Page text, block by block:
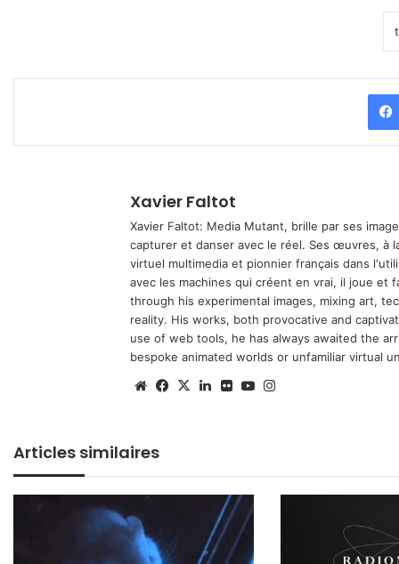
Xavier Faltot
Xavier Faltot: Media Mutant, brille par ses
capturer et danser avec le réel. Ses œuvres, à
virtuel multimedia et pionnier français dans
avec les machines qui créent en vrai, il joue et
through his experimental images, mixing art,
reality. His works, both provocative and
use of web tools, he has always awaited the
bespoke animated worlds or unfamiliar virtual
We Fa
X
Lin Fli Yo
Articles similaires